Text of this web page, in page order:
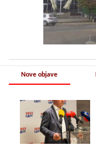
Nove objave